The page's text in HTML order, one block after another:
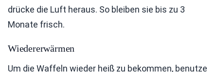
drücke die Luft heraus. So bleiben sie bis zu 3
Monate frisch.
Wiedererwärmen
Um die Waffeln wieder heiß zu bekommen, benutze